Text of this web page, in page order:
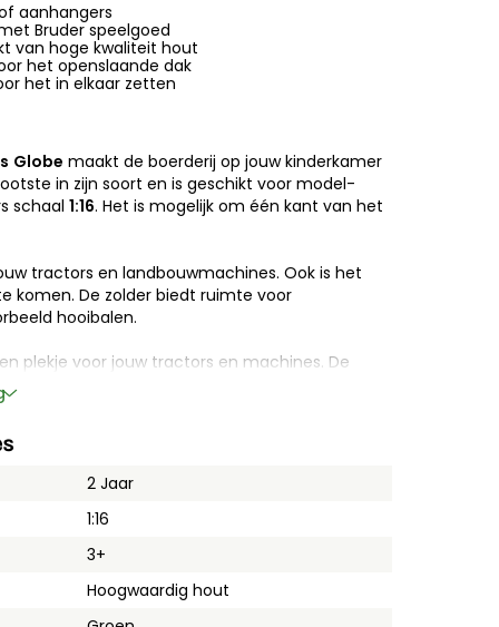
aanhangers
Bruder speelgoed
van hoge kwaliteit hout
het openslaande dak
het in elkaar zetten
Globe maakt de boerderij op jouw kinderkamer
in zijn soort en is geschikt voor model-
schaal 1:16. Het is mogelijk om één kant van het
tractors en landbouwmachines. Ook is het
komen. De zolder biedt ruimte voor
hooibalen.
plekje voor jouw tractors en machines. De
van zeer hoge kwaliteit door het zware kwaliteit
tractor schuur wordt geleverd zonder
voor kinderen jonger dan 3 jaar, omdat
ingeslikt.
2 Jaar
1:16
3+
Hoogwaardig hout